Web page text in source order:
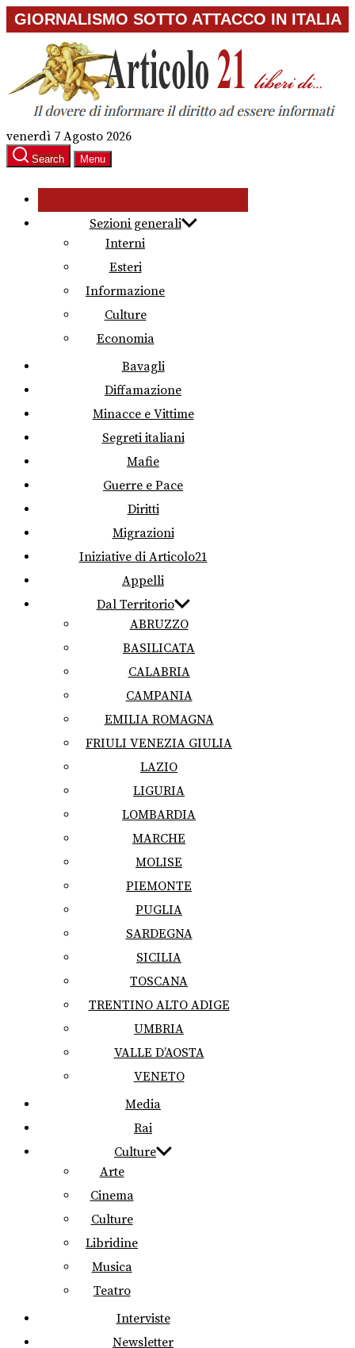
Skip
to
content
GIORNALISMO SOTTO ATTACCO IN ITALIA
venerdì 7 Agosto 2026
Search Menu
Sezioni generali
Interni
Esteri
Informazione
Culture
Economia
Bavagli
Diffamazione
Minacce e Vittime
Segreti italiani
Mafie
Guerre e Pace
Diritti
Migrazioni
Iniziative di Articolo21
Appelli
Dal Territorio
ABRUZZO
BASILICATA
CALABRIA
CAMPANIA
EMILIA ROMAGNA
FRIULI VENEZIA GIULIA
LAZIO
LIGURIA
LOMBARDIA
MARCHE
MOLISE
PIEMONTE
PUGLIA
SARDEGNA
SICILIA
TOSCANA
TRENTINO ALTO ADIGE
UMBRIA
VALLE D’AOSTA
VENETO
Media
Rai
Culture
Arte
Cinema
Culture
Libridine
Musica
Teatro
Interviste
Newsletter